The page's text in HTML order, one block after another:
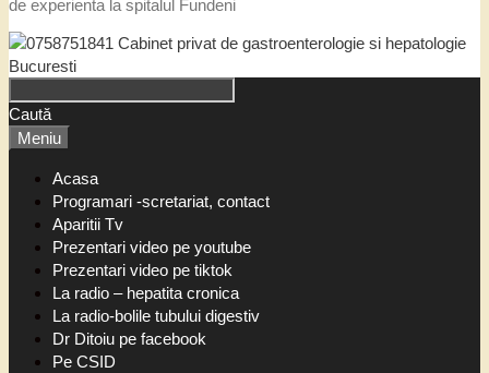
de experienta la spitalul Fundeni
Caută
Meniu
Acasa
Programari -scretariat, contact
Aparitii Tv
Prezentari video pe youtube
Prezentari video pe tiktok
La radio – hepatita cronica
La radio-bolile tubului digestiv
Dr Ditoiu pe facebook
Pe CSID